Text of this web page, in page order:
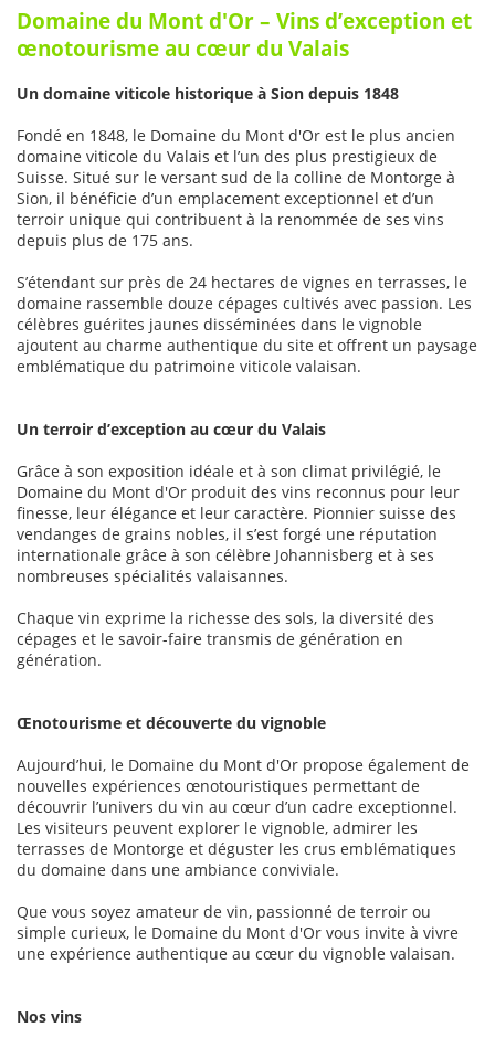
Domaine du Mont d'Or – Vins d’exception et
œnotourisme au cœur du Valais
Un domaine viticole historique à Sion depuis 1848
Fondé en 1848, le Domaine du Mont d'Or est le plus ancien
domaine viticole du Valais et l’un des plus prestigieux de
Suisse. Situé sur le versant sud de la colline de Montorge à
Sion, il bénéficie d’un emplacement exceptionnel et d’un
terroir unique qui contribuent à la renommée de ses vins
depuis plus de 175 ans.
S’étendant sur près de 24 hectares de vignes en terrasses, le
domaine rassemble douze cépages cultivés avec passion. Les
célèbres guérites jaunes disséminées dans le vignoble
ajoutent au charme authentique du site et offrent un paysage
emblématique du patrimoine viticole valaisan.
Un terroir d’exception au cœur du Valais
Grâce à son exposition idéale et à son climat privilégié, le
Domaine du Mont d'Or produit des vins reconnus pour leur
finesse, leur élégance et leur caractère. Pionnier suisse des
vendanges de grains nobles, il s’est forgé une réputation
internationale grâce à son célèbre Johannisberg et à ses
nombreuses spécialités valaisannes.
Chaque vin exprime la richesse des sols, la diversité des
cépages et le savoir-faire transmis de génération en
génération.
Œnotourisme et découverte du vignoble
Aujourd’hui, le Domaine du Mont d'Or propose également de
nouvelles expériences œnotouristiques permettant de
découvrir l’univers du vin au cœur d’un cadre exceptionnel.
Les visiteurs peuvent explorer le vignoble, admirer les
terrasses de Montorge et déguster les crus emblématiques
du domaine dans une ambiance conviviale.
Que vous soyez amateur de vin, passionné de terroir ou
simple curieux, le Domaine du Mont d'Or vous invite à vivre
une expérience authentique au cœur du vignoble valaisan.
Nos vins